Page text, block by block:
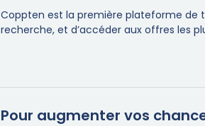
Coppten est la première plateforme de
recherche, et d’accéder aux offres les
Pour augmenter vos